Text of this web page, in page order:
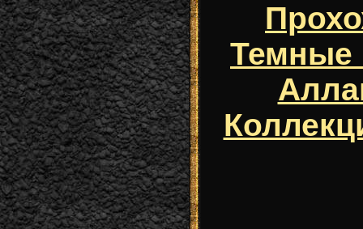
Темные